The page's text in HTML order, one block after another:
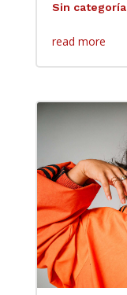
Sin categoría
read more